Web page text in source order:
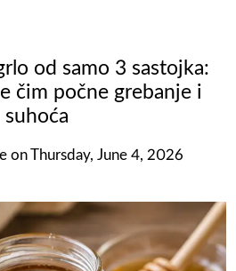
od samo 3 sastojka:
čim počne grebanje i
suhoća
on Thursday, June 4, 2026